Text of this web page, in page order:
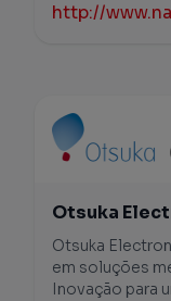
http://
Otsuka
Otsuka
em soluções
Inovação para